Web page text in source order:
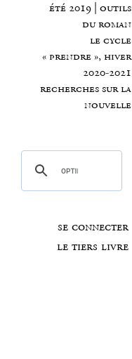
été 2019 | outils
du roman
le cycle
« prendre », hiver
2020-2021
recherches sur la
nouvelle
se connecter
le tiers livre